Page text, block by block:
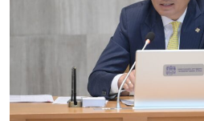
Бодлого шийдвэр / Х.
32 цаг 4 минутын өмнө
“Долфин” хар салхи